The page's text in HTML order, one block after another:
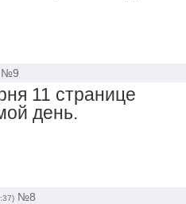
№9
11 странице
день.
№8